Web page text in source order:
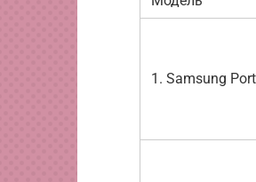
1. Samsung